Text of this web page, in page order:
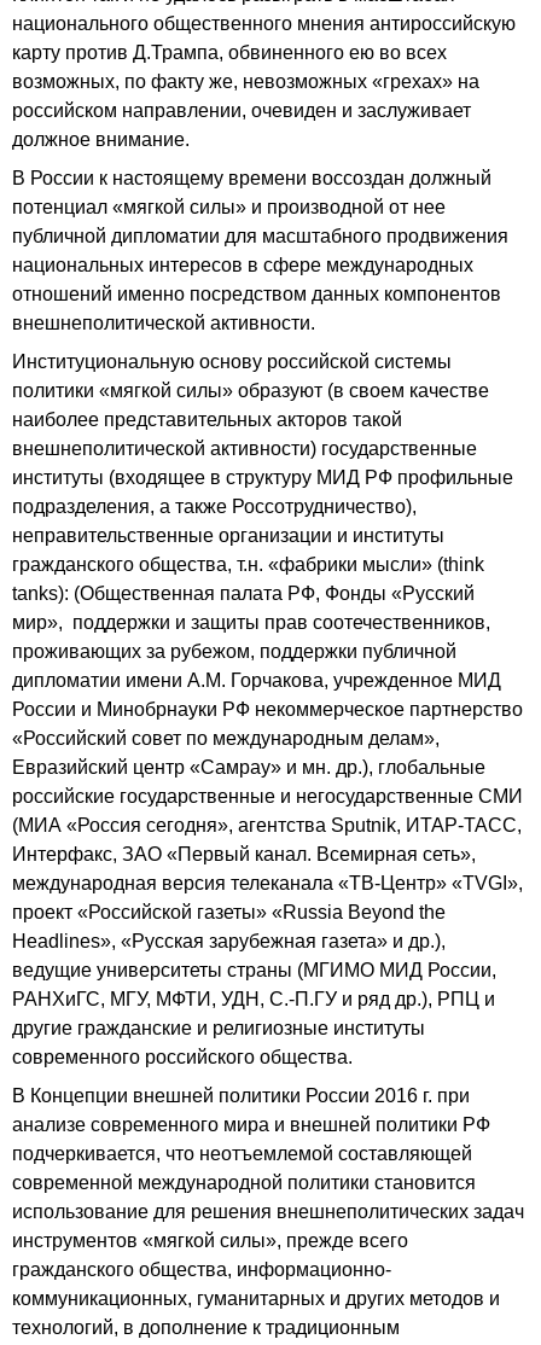
национального общественного мнения антироссийскую
карту против Д.Трампа, обвиненного ею во всех
возможных, по факту же, невозможных «грехах» на
российском направлении, очевиден и заслуживает
должное внимание.
В России к настоящему времени воссоздан должный
потенциал «мягкой силы» и производной от нее
публичной дипломатии для масштабного продвижения
национальных интересов в сфере международных
отношений именно посредством данных компонентов
внешнеполитической активности.
Институциональную основу российской системы
политики «мягкой силы» образуют (в своем качестве
наиболее представительных акторов такой
внешнеполитической активности) государственные
институты (входящее в структуру МИД РФ профильные
подразделения, а также Россотрудничество),
неправительственные организации и институты
гражданского общества, т.н. «фабрики мысли» (think
tanks): (Общественная палата РФ, Фонды «Русский
мир», поддержки и защиты прав соотечественников,
проживающих за рубежом, поддержки публичной
дипломатии имени А.М. Горчакова, учрежденное МИД
России и Минобрнауки РФ некоммерческое партнерство
«Российский совет по международным делам»,
Евразийский центр «Самрау» и мн. др.), глобальные
российские государственные и негосударственные СМИ
(МИА «Россия сегодня», агентства Sputnik, ИТАР-ТАСС,
Интерфакс, ЗАО «Первый канал. Всемирная сеть»,
международная версия телеканала «ТВ-Центр» «TVGI»,
проект «Российской газеты» «Russia Beyond the
Headlines», «Русская зарубежная газета» и др.),
ведущие университеты страны (МГИМО МИД России,
РАНХиГС, МГУ, МФТИ, УДН, С.-П.ГУ и ряд др.), РПЦ и
другие гражданские и религиозные институты
современного российского общества.
В Концепции внешней политики России 2016 г. при
анализе современного мира и внешней политики РФ
подчеркивается, что неотъемлемой составляющей
современной международной политики становится
использование для решения внешнеполитических задач
инструментов «мягкой силы», прежде всего
гражданского общества, информационно-
коммуникационных, гуманитарных и других методов и
технологий, в дополнение к традиционным